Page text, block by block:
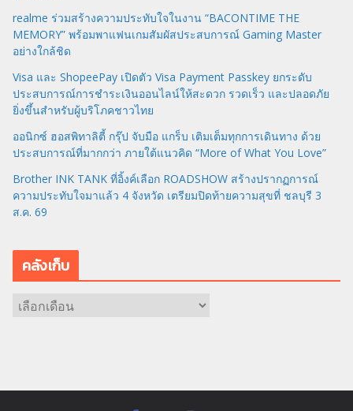
realme ร่วมสร้างความประทับใจในงาน “BACONTIME THE
MEMORY” พร้อมพาแฟนเกมสัมผัสประสบการณ์ Gaming Master
อย่างใกล้ชิด
Visa และ ShopeePay เปิดตัว Visa Payment Passkey ยกระดับ
ประสบการณ์การชำระเงินออนไลน์ให้สะดวก รวดเร็ว และปลอดภัย
ยิ่งขึ้นสำหรับผู้บริโภคชาวไทย
ออนิกซ์ ฮอสพิทาลิตี้ กรุ๊ป จับมือ แกร็บ เติมเต็มทุกการเดินทาง ด้วย
ประสบการณ์ที่มากกว่า ภายใต้แนวคิด “More of What You Love”
Brother INK TANK ที่อิ้งค์เลือก ROADSHOW สร้างปรากฏการณ์
ความประทับใจมาแล้ว 4 จังหวัด เตรียมปิดท้ายความสุขที่ ชลบุรี 3
ส.ค. 69
คลังเก็บ